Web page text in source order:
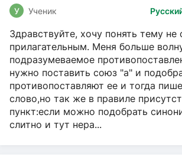
У Ученик
Здравствуйте, хочу понять тему не
прилагательным. Меня больше
подразумеваемое
нужно поставить союз "а" и
противопоставляют ее и тогда
слово,но так же в правиле
пункт:если можно подобрать
слитно и тут нера...